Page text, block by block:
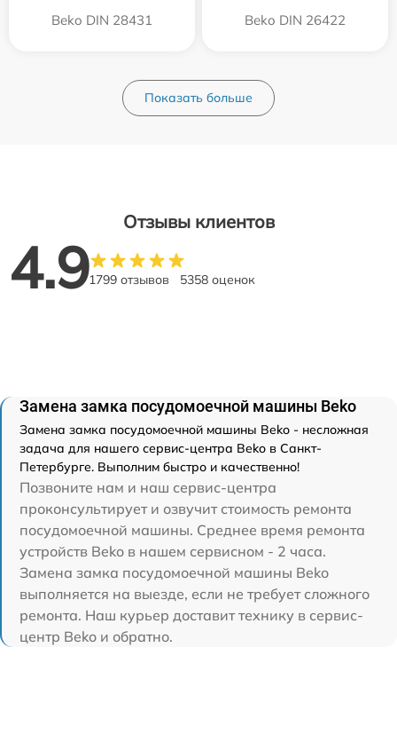
Beko DIN 28431 Beko DIN 26422
Показать больше
Отзывы клиентов
4.91799 отзывов 5358 оценок
Замена замка посудомоечной машины Beko
Замена замка посудомоечной машины Beko - несложная
задача для нашего сервис-центра Beko в Санкт-
Петербурге. Выполним быстро и качественно!
Позвоните нам и наш сервис-центра
проконсультирует и озвучит стоимость ремонта
посудомоечной машины. Среднее время ремонта
устройств Beko в нашем сервисном - 2 часа.
Замена замка посудомоечной машины Beko
выполняется на выезде, если не требует сложного
ремонта. Наш курьер доставит технику в сервис-
центр Beko и обратно.